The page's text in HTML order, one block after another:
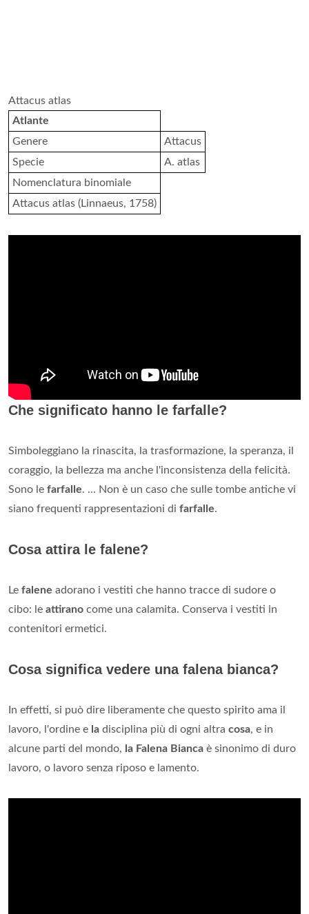
Attacus atlas
Atlante
Genere
Attacus
Specie
A. atlas
Nomenclatura binomiale
Attacus atlas (Linnaeus, 1758)
Che significato hanno le farfalle?
Simboleggiano la rinascita, la trasformazione, la speranza, il
coraggio, la bellezza ma anche l'inconsistenza della felicità.
Sono le farfalle. ... Non è un caso che sulle tombe antiche vi
siano frequenti rappresentazioni di farfalle.
Cosa attira le falene?
Le falene adorano i vestiti che hanno tracce di sudore o
cibo: le attirano come una calamita. Conserva i vestiti in
contenitori ermetici.
Cosa significa vedere una falena bianca?
In effetti, si può dire liberamente che questo spirito ama il
lavoro, l'ordine e la disciplina più di ogni altra cosa, e in
alcune parti del mondo, la Falena Bianca è sinonimo di duro
lavoro, o lavoro senza riposo e lamento.